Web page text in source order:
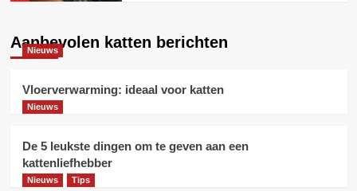
Gedrag bij katten
Maine Coon voor honden met
van jouw kat
Aanbevolen katten berichten
Nieuws
Vloerverwarming: ideaal voor katten
Nieuws
De 5 leukste dingen om te geven aan een
kattenliefhebber
Nieuws Tips